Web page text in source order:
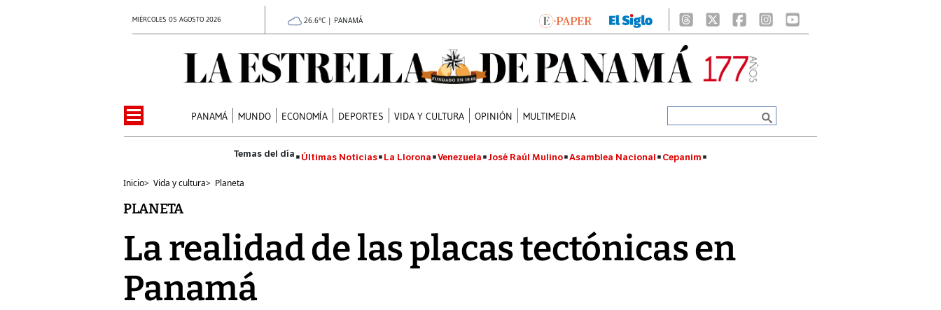
MIÉRCOLES 05 AGOSTO 2026 26.6°C | PANAMÁ
PANAMÁ MUNDO ECONOMÍA DEPORTES VIDA Y CULTURA OPINIÓN MULTIMEDIA
Últimas Noticias La Llorona Venezuela José Raúl Mulino Asamblea Nacional Cepanim
Inicio> Vida y cultura> Planeta
PLANETA
La realidad de las placas tectónicas en
Panamá